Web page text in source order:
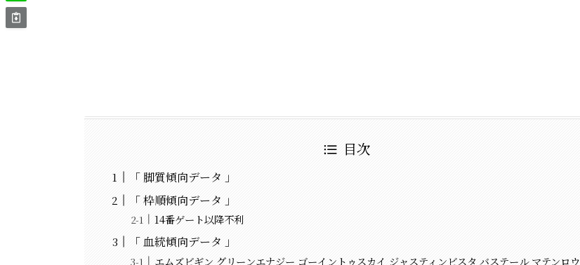
目次
「 脚質傾向データ 」
「 枠順傾向データ 」
14番ゲート以降不利
「 血統傾向データ 」
エムズビギン グリーンエナジー ゴーイントゥスカイ ジャスティンビスタ バステール マテンロウ